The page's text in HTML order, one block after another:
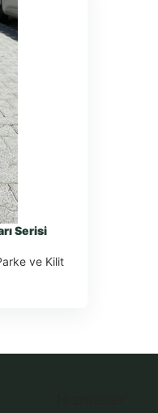
Serisi
ve Kilit